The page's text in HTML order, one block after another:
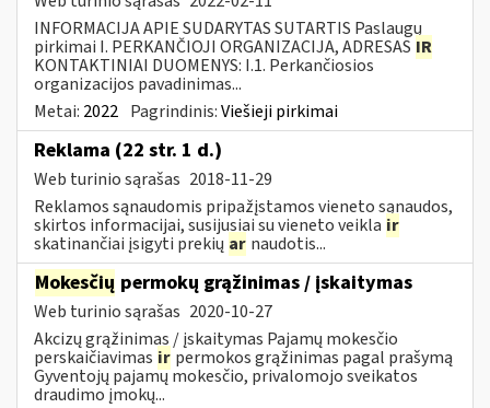
INFORMACIJA APIE SUDARYTAS SUTARTIS Paslaugų
pirkimai I. PERKANČIOJI ORGANIZACIJA, ADRESAS IR
KONTAKTINIAI DUOMENYS: I.1. Perkančiosios
organizacijos pavadinimas...
Metai: 2022 Pagrindinis:Viešieji pirkimai
Reklama (22 str. 1 d.)
Web turinio sąrašas 2018-11-29
Reklamos sąnaudomis pripažįstamos vieneto sąnaudos,
skirtos informacijai, susijusiai su vieneto veikla ir
skatinančiai įsigyti prekių ar naudotis...
Mokesčių permokų grąžinimas / įskaitymas
Web turinio sąrašas 2020-10-27
Akcizų grąžinimas / įskaitymas Pajamų mokesčio
perskaičiavimas ir permokos grąžinimas pagal prašymą
Gyventojų pajamų mokesčio, privalomojo sveikatos
draudimo įmokų...